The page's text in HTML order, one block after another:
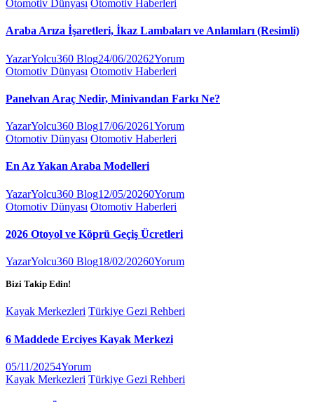
Otomotiv Dünyası Otomotiv Haberleri
Araba Arıza İşaretleri, İkaz Lambaları ve Anlamları (Resimli)
YazarYolcu360 Blog24/06/20262Yorum
Otomotiv Dünyası Otomotiv Haberleri
Panelvan Araç Nedir, Minivandan Farkı Ne?
YazarYolcu360 Blog17/06/20261Yorum
Otomotiv Dünyası Otomotiv Haberleri
En Az Yakan Araba Modelleri
YazarYolcu360 Blog12/05/20260Yorum
Otomotiv Dünyası Otomotiv Haberleri
2026 Otoyol ve Köprü Geçiş Ücretleri
YazarYolcu360 Blog18/02/20260Yorum
Bizi Takip Edin!
Kayak Merkezleri Türkiye Gezi Rehberi
6 Maddede Erciyes Kayak Merkezi
05/11/20254Yorum
Kayak Merkezleri Türkiye Gezi Rehberi